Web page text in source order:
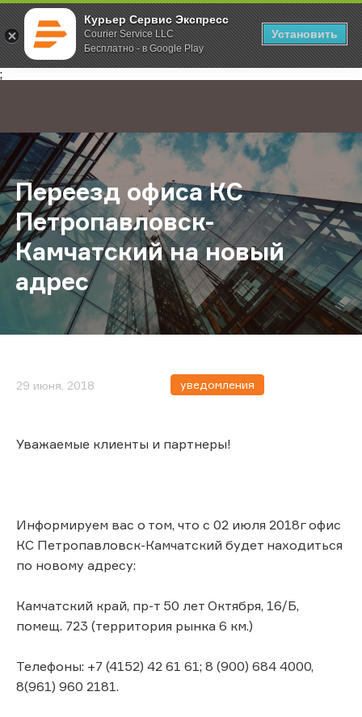
Курьер Сервис Экспресс
Courier Service LLC
Бесплатно - в Google Play
Установить
;
Главная О компании Новости Переезд офиса КС
Переезд офиса КС
Петропавловск-
Камчатский на новый
адрес
29 июня, 2018 уведомления
Уважаемые клиенты и партнеры!
Информируем вас о том, что с 02 июля 2018г офис
КС Петропавловск-Камчатский будет находиться
по новому адресу:
Камчатский край, пр-т 50 лет Октября, 16/Б,
помещ. 723 (территория рынка 6 км.)
Телефоны: +7 (4152) 42 61 61; 8 (900) 684 4000,
8(961) 960 2181.